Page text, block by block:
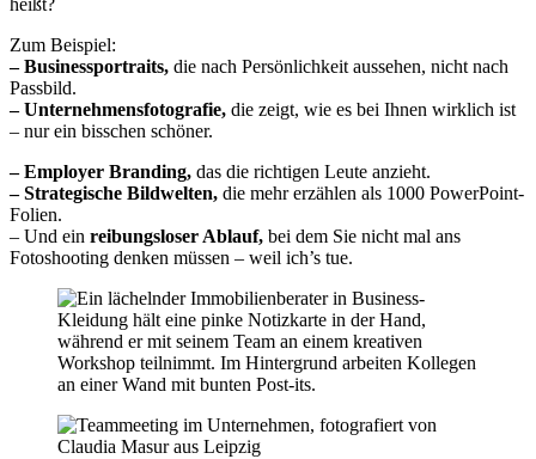
heißt?
Zum Beispiel:
– Businessportraits, die nach Persönlichkeit aussehen, nicht nach
Passbild.
– Unternehmensfotografie, die zeigt, wie es bei Ihnen wirklich ist
– nur ein bisschen schöner.
– Employer Branding, das die richtigen Leute anzieht.
– Strategische Bildwelten, die mehr erzählen als 1000 PowerPoint-
Folien.
– Und ein reibungsloser Ablauf, bei dem Sie nicht mal ans
Fotoshooting denken müssen – weil ich’s tue.